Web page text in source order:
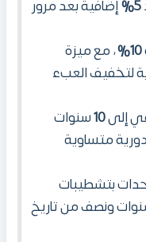
5%
إضافية بعد مرور
10%
، مع ميزة
لتخفيف العبء
إلى10سنوات
متساوية
بتشطيبات
ونصف من تاريخ